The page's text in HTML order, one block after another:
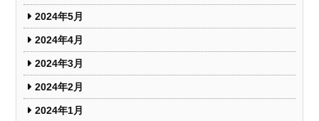
2024年5月
2024年4月
2024年3月
2024年2月
2024年1月